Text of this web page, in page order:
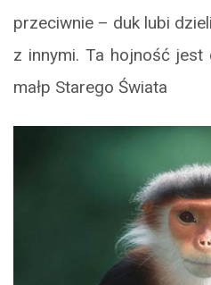
przeciwnie – duk lubi
z innymi. Ta hojność jest
małp Starego Świata